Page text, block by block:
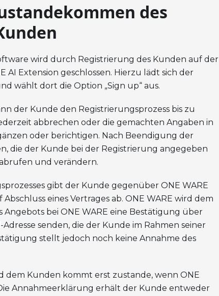
des
wird durch Registrierung des Kunden auf der
AI Extension geschlossen. Hierzu lädt sich der
wählt dort die Option „Sign up“ aus.
der Kunde den Registrierungsprozess bis zu
abbrechen oder die gemachten Angaben in
oder berichtigen. Nach Beendigung der
die der Kunde bei der Registrierung angegeben
und verändern.
gibt der Kunde gegenüber ONE WARE
eines Vertrages ab. ONE WARE wird dem
bei ONE WARE eine Bestätigung über
senden, die der Kunde im Rahmen seiner
stellt jedoch noch keine Annahme des
dem Kunden kommt erst zustande, wenn ONE
Annahmeerklärung erhält der Kunde entweder